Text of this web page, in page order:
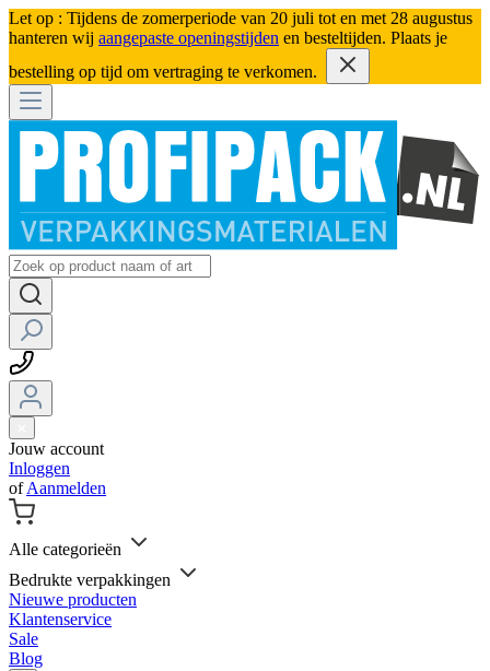
Let op : Tijdens de zomerperiode van 20 juli tot en met 28 augustus
hanteren wij aangepaste openingstijden en besteltijden. Plaats je
bestelling op tijd om vertraging te verkomen.
Jouw account
Inloggen
ofAanmelden
Alle categorieën
Bedrukte verpakkingen
Nieuwe producten
Klantenservice
Sale
Blog